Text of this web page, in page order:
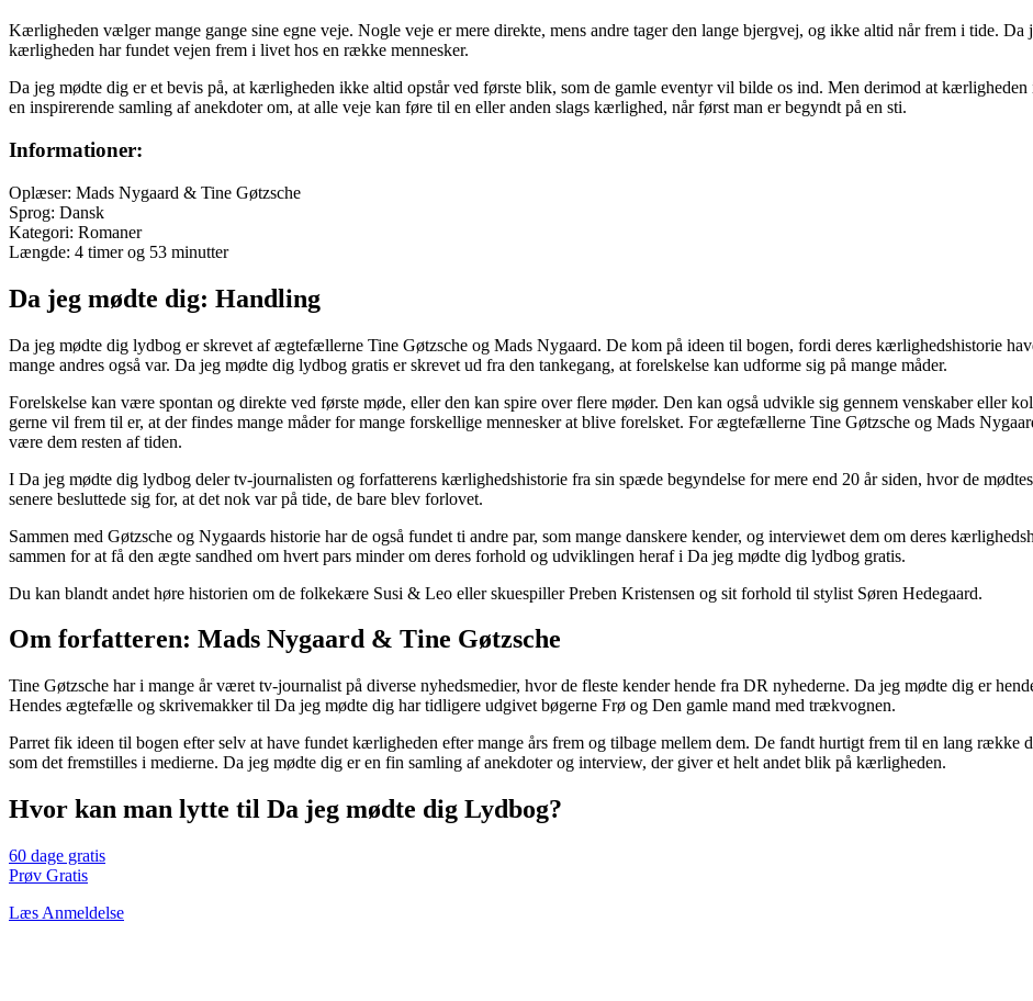
Kærligheden vælger mange gange sine egne veje. Nogle veje er mere direkte, mens andre tager den lange bjergvej, og ikke altid når frem i tide.
kærligheden har fundet vejen frem i livet hos en række mennesker.
Da jeg mødte dig er et bevis på, at kærligheden ikke altid opstår ved første blik, som de gamle eventyr vil bilde os ind. Men derimod at kærligheden
en inspirerende samling af anekdoter om, at alle veje kan føre til en eller anden slags kærlighed, når først man er begyndt på en sti.
Informationer:
Oplæser: Mads Nygaard & Tine Gøtzsche
Sprog: Dansk
Kategori: Romaner
Længde: 4 timer og 53 minutter
Da jeg mødte dig: Handling
Da jeg mødte dig lydbog er skrevet af ægtefællerne Tine Gøtzsche og Mads Nygaard. De kom på ideen til bogen, fordi deres kærlighedshistorie
mange andres også var. Da jeg mødte dig lydbog gratis er skrevet ud fra den tankegang, at forelskelse kan udforme sig på mange måder.
Forelskelse kan være spontan og direkte ved første møde, eller den kan spire over flere møder. Den kan også udvikle sig gennem venskaber eller
gerne vil frem til er, at der findes mange måder for mange forskellige mennesker at blive forelsket. For ægtefællerne Tine Gøtzsche og Mads
være dem resten af tiden.
I Da jeg mødte dig lydbog deler tv-journalisten og forfatterens kærlighedshistorie fra sin spæde begyndelse for mere end 20 år siden, hvor de
senere besluttede sig for, at det nok var på tide, de bare blev forlovet.
Sammen med Gøtzsche og Nygaards historie har de også fundet ti andre par, som mange danskere kender, og interviewet dem om deres
sammen for at få den ægte sandhed om hvert pars minder om deres forhold og udviklingen heraf i Da jeg mødte dig lydbog gratis.
Du kan blandt andet høre historien om de folkekære Susi & Leo eller skuespiller Preben Kristensen og sit forhold til stylist Søren Hedegaard.
Om forfatteren: Mads Nygaard & Tine Gøtzsche
Tine Gøtzsche har i mange år været tv-journalist på diverse nyhedsmedier, hvor de fleste kender hende fra DR nyhederne. Da jeg mødte dig er
Hendes ægtefælle og skrivemakker til Da jeg mødte dig har tidligere udgivet bøgerne Frø og Den gamle mand med trækvognen.
Parret fik ideen til bogen efter selv at have fundet kærligheden efter mange års frem og tilbage mellem dem. De fandt hurtigt frem til en lang
som det fremstilles i medierne. Da jeg mødte dig er en fin samling af anekdoter og interview, der giver et helt andet blik på kærligheden.
Hvor kan man lytte til Da jeg mødte dig Lydbog?
60 dage gratis
Prøv Gratis
Læs Anmeldelse